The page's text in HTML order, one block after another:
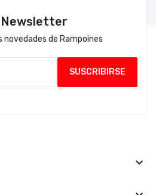
Newsletter
novedades de Rampoines
keyboard_arrow_down